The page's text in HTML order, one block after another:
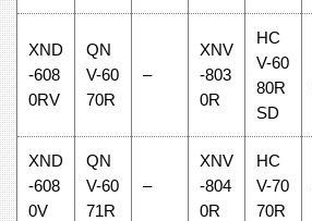
XND
-608
0RV
QN
V-60
70R
–
XNV
-803
0R
HC
V-60
80R
SD
XND
-608
0V
QN
V-60
71R
–
XNV
-804
0R
HC
V-70
70R